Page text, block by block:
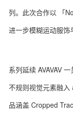
列。此次合作以 「
进一步模糊运动服饰
系列延续 AVAVAV
不规则视觉元素融
品涵盖 Cropped